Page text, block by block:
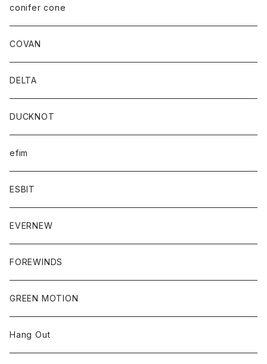
conifer cone
COVAN
DELTA
DUCKNOT
efim
ESBIT
EVERNEW
FOREWINDS
GREEN MOTION
Hang Out